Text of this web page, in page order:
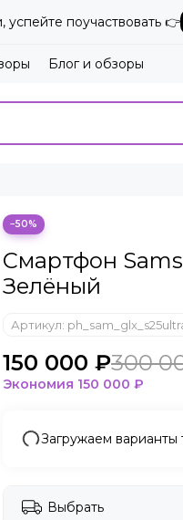
поучаствовать 👉
Блог и обзоры
−50%
Смартфон
Зелёный
Артикул:
150 000 ₽300
Экономия 150 000 ₽
Загружаем варианты
Выбрать